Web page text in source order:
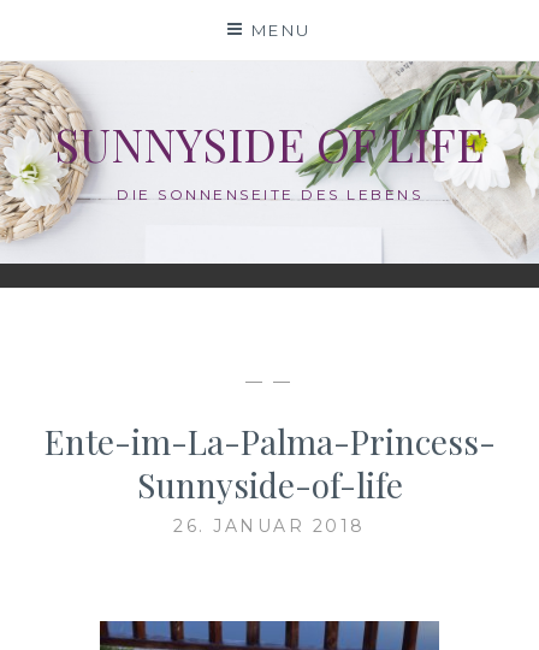
content
MENU
SUNNYSIDE OF LIFE
DIE SONNENSEITE DES LEBENS
— —
Ente-im-La-Palma-Princess-
Sunnyside-of-life
26. JANUAR 2018